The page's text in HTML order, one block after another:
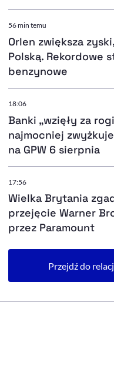
Deklaracja dostępności
56 min temu
Orlen zwiększa
Polską. Rekordowe
benzynowe
18:06
Banki „wzięły za
najmocniej
na GPW 6 sierpnia
17:56
Wielka Brytania
przejęcie Warner
przez Paramount
Przejdź do